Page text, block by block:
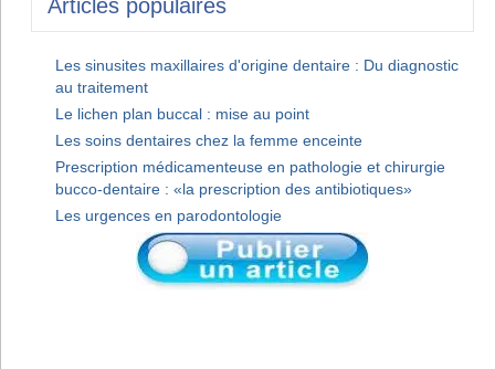
Articles populaires
Les sinusites maxillaires d'origine dentaire : Du diagnostic
au traitement
Le lichen plan buccal : mise au point
Les soins dentaires chez la femme enceinte
Prescription médicamenteuse en pathologie et chirurgie
bucco-dentaire : «la prescription des antibiotiques»
Les urgences en parodontologie